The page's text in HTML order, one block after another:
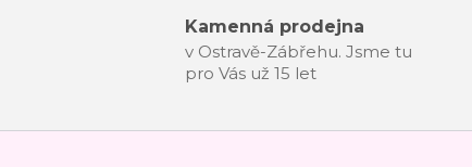
Kamenná prodejna
v Ostravě-Zábřehu. Jsme tu
pro Vás už 15 let